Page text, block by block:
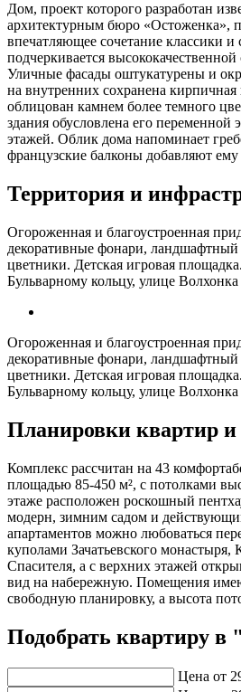
Дом, проект которого разработан
архитектурным бюро «Остоженка»,
впечатляющее сочетание классики
подчеркивается
Уличные фасады оштукатурены и
на внутренних сохранена кирпичная
облицован камнем более темного
здания обусловлена его переменной
этажей. Облик дома напоминает
французские балконы добавляют ему
Территория и
Огороженная и благоустроенная
декоративные фонари, ландшафтный
цветники. Детская игровая
Бульварному кольцу, улице
Огороженная и благоустроенная
декоративные фонари, ландшафтный
цветники. Детская игровая
Бульварному кольцу, улице
Планировки квартир и
Комплекс рассчитан на 43
площадью 85-450 м², с потолками
этаже расположен роскошный
модерн, зимним садом и
апартаментов можно любоваться
куполами Зачатьевского
Спасителя, а с верхних этажей
вид на набережную. Помещения
свободную планировку, а высота
Подобрать квартиру
Цена от